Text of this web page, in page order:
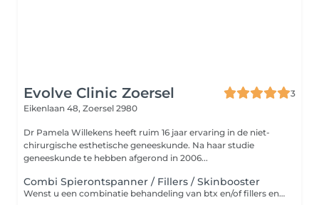
Evolve Clinic Zoersel
3
Eikenlaan 48, Zoersel 2980
Dr Pamela Willekens heeft ruim 16 jaar ervaring in de niet-
chirurgische esthetische geneeskunde. Na haar studie
geneeskunde te hebben afgerond in 2006...
Combi Spierontspanner / Fillers / Skinbooster
Wenst u een combinatie behandeling van btx en/of fillers en/of skinboosters? Kies dan deze behandeling.